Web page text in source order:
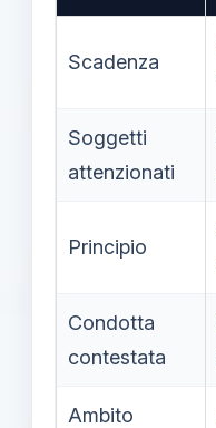
Scadenza
Soggetti
attenzionati
Principio
Condotta
contestata
Ambito